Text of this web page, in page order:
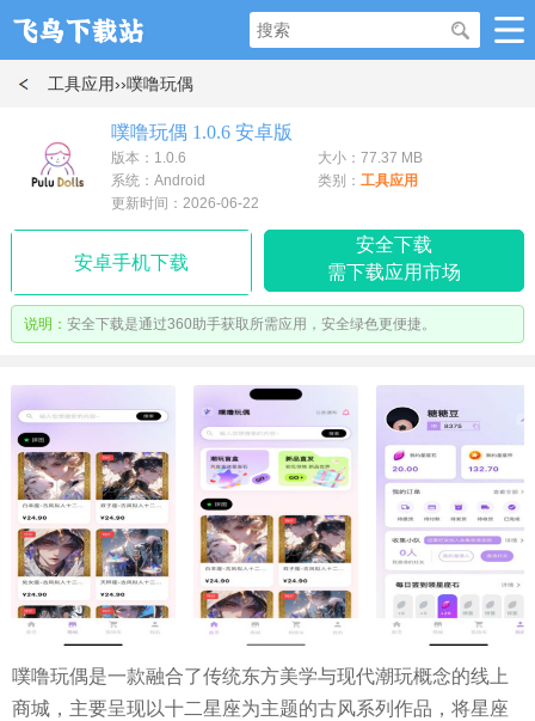
工具应用››噗噜玩偶
噗噜玩偶 1.0.6 安卓版
版本：1.0.6
大小：77.37 MB
系统：Android
类别： 工具应用
更新时间：2026-06-22
安卓手机下载
安全下载
需下载应用市场
说明： 安全下载是通过360助手获取所需应用，安全绿色更便捷。
噗噜玩偶是一款融合了传统东方美学与现代潮玩概念的线上
商城，主要呈现以十二星座为主题的古风系列作品，将星座